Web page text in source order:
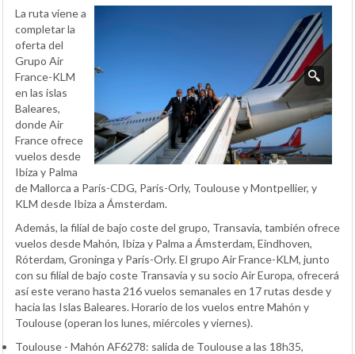
La ruta viene a
completar la
oferta del
Grupo Air
France-KLM
en las islas
Baleares,
donde Air
France ofrece
vuelos desde
Ibiza y Palma
de Mallorca a París-CDG, París-Orly, Toulouse y Montpellier, y
KLM desde Ibiza a Ámsterdam.
Además, la filial de bajo coste del grupo, Transavia, también ofrece
vuelos desde Mahón, Ibiza y Palma a Ámsterdam, Eindhoven,
Róterdam, Groninga y París-Orly. El grupo Air France-KLM, junto
con su filial de bajo coste Transavia y su socio Air Europa, ofrecerá
así este verano hasta 216 vuelos semanales en 17 rutas desde y
hacia las Islas Baleares. Horario de los vuelos entre Mahón y
Toulouse (operan los lunes, miércoles y viernes).
Toulouse - Mahón AF6278: salida de Toulouse a las 18h35,